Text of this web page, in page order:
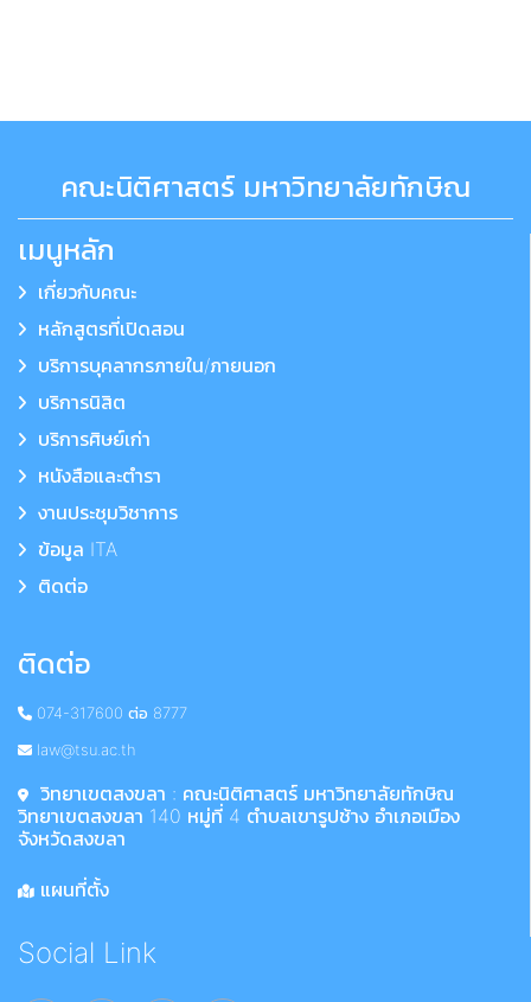
คณะนิติศาสตร์ มหาวิทยาลัยทักษิณ
เมนูหลัก
เกี่ยวกับคณะ
หลักสูตรที่เปิดสอน
บริการบุคลากรภายใน/ภายนอก
บริการนิสิต
บริการศิษย์เก่า
หนังสือและตำรา
งานประชุมวิชาการ
ข้อมูล ITA
ติดต่อ
ติดต่อ
074-317600 ต่อ 8777
law@tsu.ac.th
วิทยาเขตสงขลา : คณะนิติศาสตร์ มหาวิทยาลัยทักษิณ
วิทยาเขตสงขลา 140 หมู่ที่ 4 ตำบลเขารูปช้าง อำเภอเมือง
จังหวัดสงขลา
แผนที่ตั้ง
Social Link